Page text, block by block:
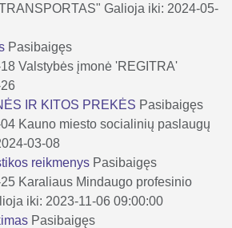
Galioja iki: 2024-05-
Pasibaigęs
Valstybės įmonė 'REGITRA'
IR KITOS PREKĖS Pasibaigęs
Kauno miesto socialinių paslaugų
03-08
reikmenys Pasibaigęs
Karaliaus Mindaugo profesinio
iki: 2023-11-06 09:00:00
Pasibaigęs